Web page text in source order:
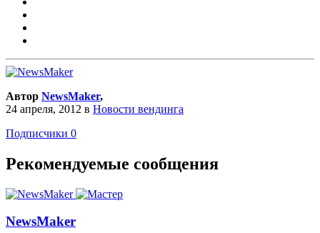
Автор NewsMaker,
24 апреля, 2012 в Новости вендинга
Подписчики 0
Рекомендуемые сообщения
NewsMaker